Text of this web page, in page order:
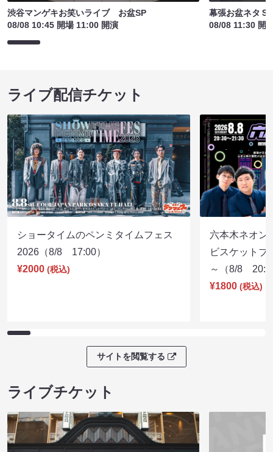
渋谷マンゲキお笑いライブ お盆SP
08/08 10:45 開場 11:00 開演
幕張お盆ネタＳ
08/08 11:30 開
ライブ配信チケット
ショータイムのペンミタイムフェス
2026（8/8 17:00）
¥2000 (税込)
六本木ネオン
ビスケットブ
～（8/8
¥1800 (税込)
サイトを閲覧する
ライブチケット